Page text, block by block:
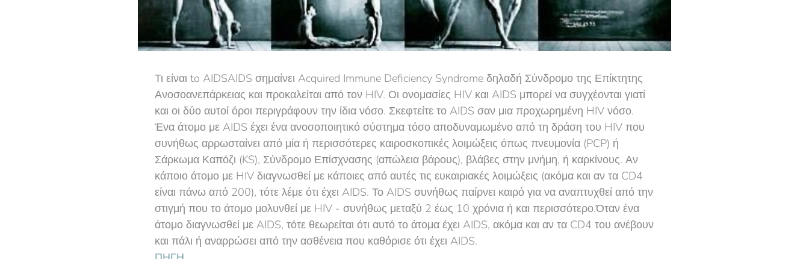
Τι είναι to AIDSAIDS σημαίνει Acquired Immune Deficiency Syndrome δηλαδή Σύνδρομο της Επίκτητης
Ανοσοανεπάρκειας και προκαλείται από τον HIV. Οι ονομασίες HIV και AIDS μπορεί να συγχέονται γιατί
και οι δύο αυτοί όροι περιγράφουν την ίδια νόσο. Σκεφτείτε το AIDS σαν μια προχωρημένη HIV νόσο.
Ένα άτομο με AIDS έχει ένα ανοσοποιητικό σύστημα τόσο αποδυναμωμένο από τη δράση του HIV που
συνήθως αρρωσταίνει από μία ή περισσότερες καιροσκοπικές λοιμώξεις όπως πνευμονία (PCP) ή
Σάρκωμα Καπόζι (KS), Σύνδρομο Επίσχνασης (απώλεια βάρους), βλάβες στην μνήμη, ή καρκίνους. Αν
κάποιο άτομο με HIV διαγνωσθεί με κάποιες από αυτές τις ευκαιριακές λοιμώξεις (ακόμα και αν τα CD4
είναι πάνω από 200), τότε λέμε ότι έχει AIDS. Το AIDS συνήθως παίρνει καιρό για να αναπτυχθεί από την
στιγμή που το άτομο μολυνθεί με HIV - συνήθως μεταξύ 2 έως 10 χρόνια ή και περισσότερο.Όταν ένα
άτομο διαγνωσθεί με AIDS, τότε θεωρείται ότι αυτό το άτομα έχει AIDS, ακόμα και αν τα CD4 του ανέβουν
και πάλι ή αναρρώσει από την ασθένεια που καθόρισε ότι έχει AIDS.